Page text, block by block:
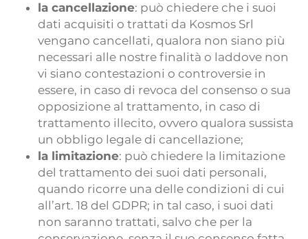
la cancellazione: può chiedere che i suoi
dati acquisiti o trattati da Kosmos Srl
vengano cancellati, qualora non siano più
necessari alle nostre finalità o laddove non
vi siano contestazioni o controversie in
essere, in caso di revoca del consenso o sua
opposizione al trattamento, in caso di
trattamento illecito, ovvero qualora sussista
un obbligo legale di cancellazione;
la limitazione: può chiedere la limitazione
del trattamento dei suoi dati personali,
quando ricorre una delle condizioni di cui
all’art. 18 del GDPR; in tal caso, i suoi dati
non saranno trattati, salvo che per la